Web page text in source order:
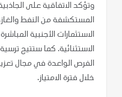
وتؤكد الاتفاقية على
المستكشفة من النفط
الاستثمارات الأجنبية
الفرص الواعدة في مجال
خلال فترة الامتياز.